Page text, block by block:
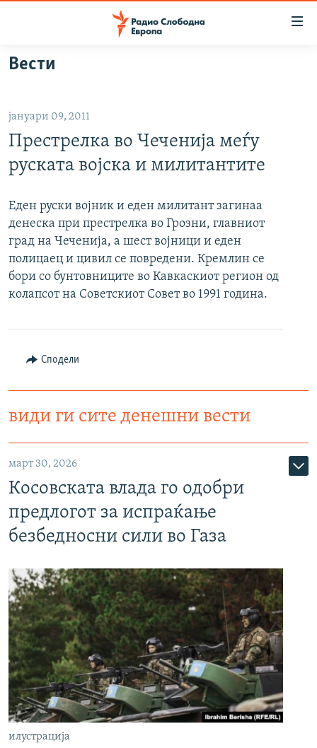
Оди
на
Оди
на
главната
навигација
Премини
на
пребарување
ВИЗУЕЛНО
ВЕСТИ
ШТО ТРЕБА ДА ЗНАЕТЕ
ПРИЈАВИ СЕ ЗА ЊУЗЛЕТЕР
ПОДКАСТ ЗОШТО?
СЛЕДЕТЕ НЕ
РСЕ веб страници
Вести
јануари 09, 2011
Престрелка во Чеченија меѓу
руската војска и милитантите
Еден руски војник и еден милитант загинаа
денеска при престрелка во Грозни, главниот
град на Чеченија, а шест војници и еден
полицаец и цивил се повредени. Кремлин се
бори со бунтовниците во Кавкаскиот регион од
колапсот на Советскиот Совет во 1991 година.
Сподели
види ги сите денешни вести
март 30, 2026
Косовската влада го одобри
предлогот за испраќање
безбедносни сили во Газа
илустрација